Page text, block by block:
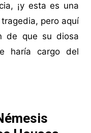
¡y esta es una
pero aquí
de que su diosa
haría cargo del